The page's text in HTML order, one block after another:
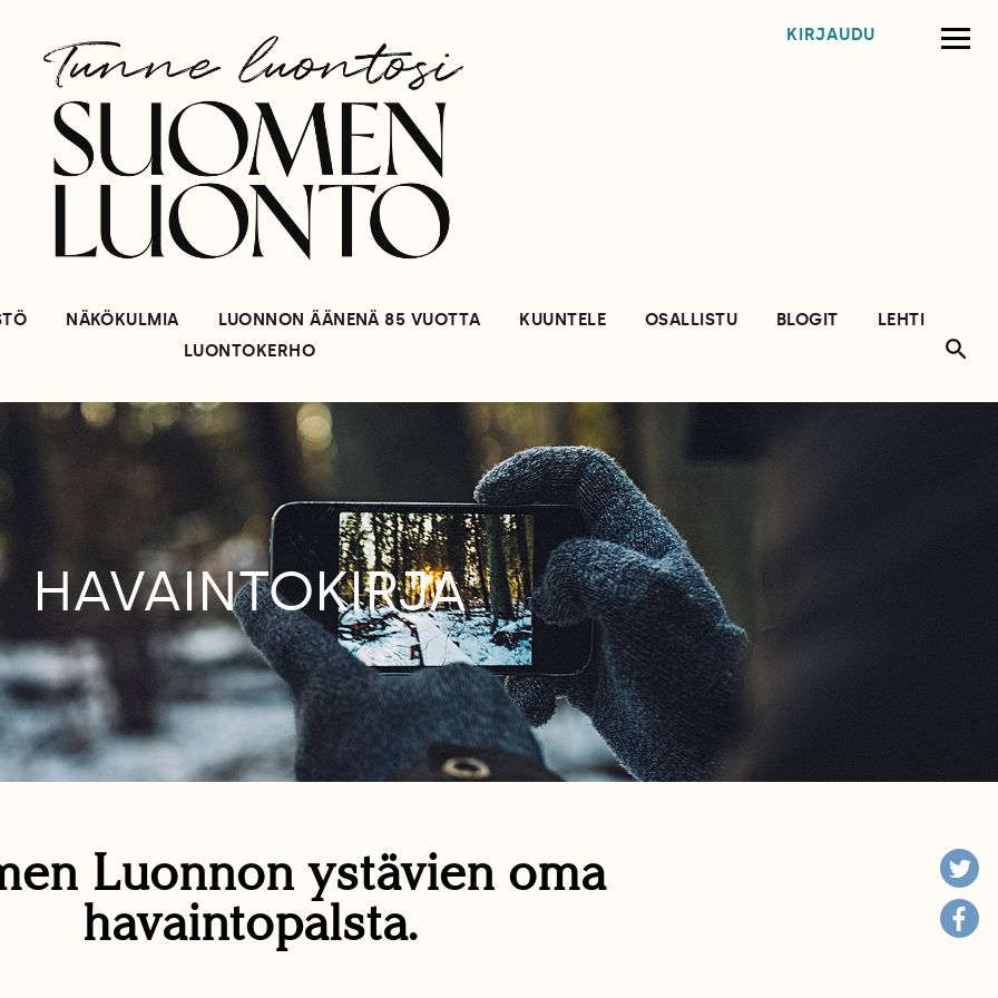
KIRJAUDU
NÄKÖKULMIA LUONNON ÄÄNENÄ 85 VUOTTA KUUNTELE OSALLISTU BLOGIT
LEHTI
LUONTOKERHO
HAVAINTOKIRJA
Luonnon ystävien oma
havaintopalsta.